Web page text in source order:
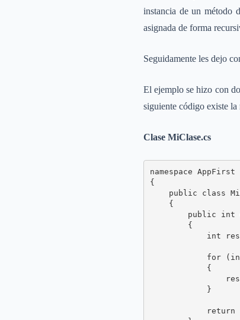
instancia de un método
asignada de forma
Seguidamente les dejo
El ejemplo se hizo con
siguiente código existe la
Clase MiClase.cs
namespace AppFirst
{
public class
    {
public int
        {
int
for
            {
            }
return